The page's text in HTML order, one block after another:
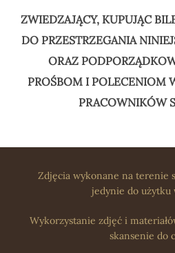
ZWIEDZAJĄCY, KUPUJĄC
DO PRZESTRZEGANIA
ORAZ
PROŚBOM I POLECENIOM
PRACOWNIKÓW
Zdjęcia wykonane na terenie
jedynie do użytku
Wykorzystanie zdjęć i
skansenie do